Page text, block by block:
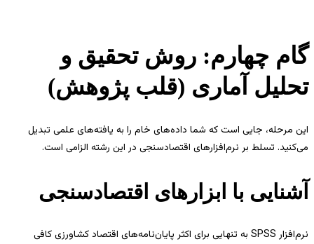
گام چهارم: روش تحقیق و
تحلیل آماری (قلب پژوهش)
این مرحله، جایی است که شما داده‌های خام را به یافته‌های علمی تبدیل
می‌کنید. تسلط بر نرم‌افزارهای اقتصادسنجی در این رشته الزامی است.
آشنایی با ابزارهای اقتصادسنجی
نرم‌افزار SPSS به تنهایی برای اکثر پایان‌نامه‌های اقتصاد کشاورزی کافی